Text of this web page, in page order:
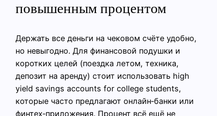
повышенным процентом
Держать все деньги на чековом счёте удобно,
но невыгодно. Для финансовой подушки и
коротких целей (поездка летом, техника,
депозит на аренду) стоит использовать high
yield savings accounts for college students,
которые часто предлагают онлайн‑банки или
финтех‑приложения. Процент всё ещё не